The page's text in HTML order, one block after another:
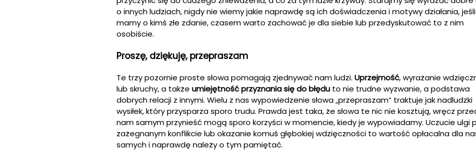
o innych ludziach, nigdy nie wiemy jakie naprawdę są ich doświadczenia i motywy działania,
mamy o kimś złe zdanie, czasem warto zachować je dla siebie lub przedyskutować to z nim
osobiście.
Proszę, dziękuję, przepraszam
Te trzy pozornie proste słowa pomagają zjednywać nam ludzi. Uprzejmość, wyrażanie
lub skruchy, a także umiejętność przyznania się do błędu to nie trudne wyzwanie, a podstawa
dobrych relacji z innymi. Wielu z nas wypowiedzenie słowa „przepraszam” traktuje jak nadludzki
wysiłek, który przysparza sporo trudu. Prawda jest taka, że słowa te nic nie kosztują, wręcz
nam samym przynieść mogą sporo korzyści w momencie, kiedy je wypowiadamy. Uczucie ulgi
zażegnanym konflikcie lub okazanie komuś głębokiej wdzięczności to wartość opłacalna dla
samych i naprawdę należy o tym pamiętać.